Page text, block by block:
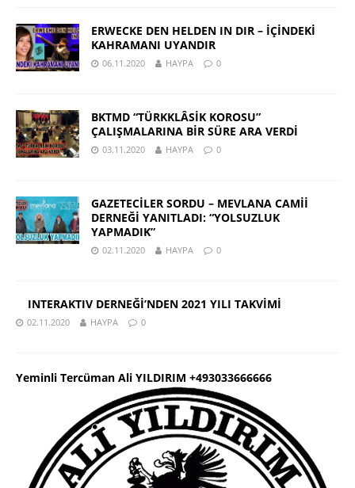
ERWECKE DEN HELDEN IN DIR – İÇİNDEKİ
KAHRAMANI UYANDIR
06.11.2020 HAYPA 0
BKTMD “TÜRKKLÂSİK KOROSU”
ÇALIŞMALARINA BİR SÜRE ARA VERDİ
03.11.2020 HAYPA 0
GAZETECİLER SORDU – MEVLANA CAMİİ
DERNEĞİ YANITLADI: “YOLSUZLUK
YAPMADIK”
02.11.2020 HAYPA 0
INTERAKTIV DERNEĞİ’NDEN 2021 YILI TAKVİMİ
02.11.2020 HAYPA 0
Yeminli Tercüman Ali YILDIRIM +493033666666